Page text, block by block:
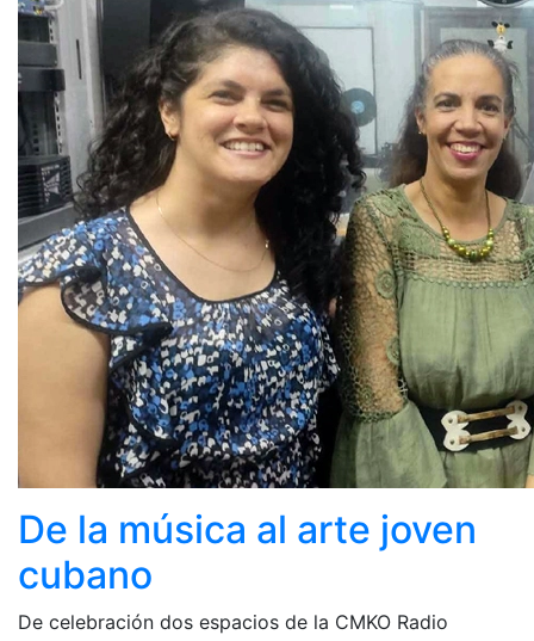
De la música al arte joven
cubano
De celebración dos espacios de la CMKO Radio